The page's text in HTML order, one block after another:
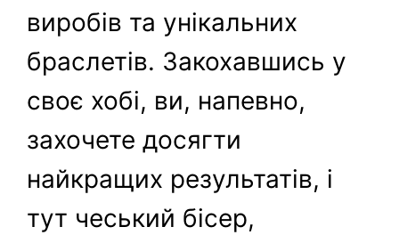
виробів та унікальних
браслетів. Закохавшись у
своє хобі, ви, напевно,
захочете досягти
найкращих результатів, і
тут чеський бісер,